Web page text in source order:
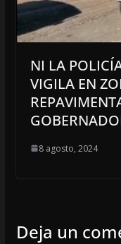
NI LA
VIGILA EN
8 agosto, 2024
Deja un